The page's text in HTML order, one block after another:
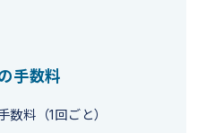
手数料
数料（1回ごと）